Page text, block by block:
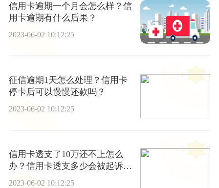
信用卡逾期一个月会怎么样？信
用卡逾期有什么后果？
2023-06-02 10:12:25
征信逾期1天怎么处理？信用卡
停卡后可以慢慢还款吗？
2023-06-02 10:12:25
信用卡透支了10万还不上怎么
办？信用卡透支多少会被起诉坐
牢？ 每日热文
2023-06-02 10:12:25